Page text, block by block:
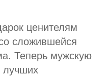
ценителям
сложившейся
Теперь мужскую
лучших